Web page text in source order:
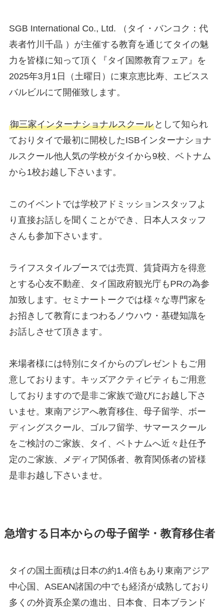
SGB International Co., Ltd. （タイ・バンコク：代
表者竹川千晶 ）が主催する教育を通じてタイの魅
力を皆様に知って頂く『タイ国際教育フェア』を
2025年3月1日（土曜日）に東京恵比寿、エビスス
バルビルにて開催致します。
御三家インターナショナルスクールとして知られ
ておりタイで最初に開校したISBインターナショナ
ルスクール他人気の学校がタイから9校、ベトナム
から1校お越し下さいます。
このイベントでは学校アドミッションスタッフよ
り直接お話しを聞くことができ、日本人スタッフ
さんも参加下さいます。
ライフスタイルブースでは売買、賃貸両方を得意
とする心友不動産、タイ国政府観光庁もPRの為参
加致します。セミナートークでは様々な専門家を
お招きして教育にまつわるノウハウ・基礎知識を
お話しさせて頂きます。
来場者様には特別にタイからのプレゼントもご用
意しております。キッズアクティビティもご用意
しておりますので是非ご家族で遊びにお越し下さ
いませ。東南アジアへ教育移住、母子留学、ボー
ディングスクール、ゴルフ留学、サマースクール
をご検討のご家族、タイ、ベトナムへ近々赴任予
定のご家族、メディア関係者、教育関係者の皆様
是非お越し下さいませ。
急増する日本からの母子留学・教育移住者
タイの国土面積は日本の約1.4倍もあり東南アジア
中心国、ASEAN諸国の中でも経済が成熟しており
多くの外資系企業の進出、日本食、日本ブランド